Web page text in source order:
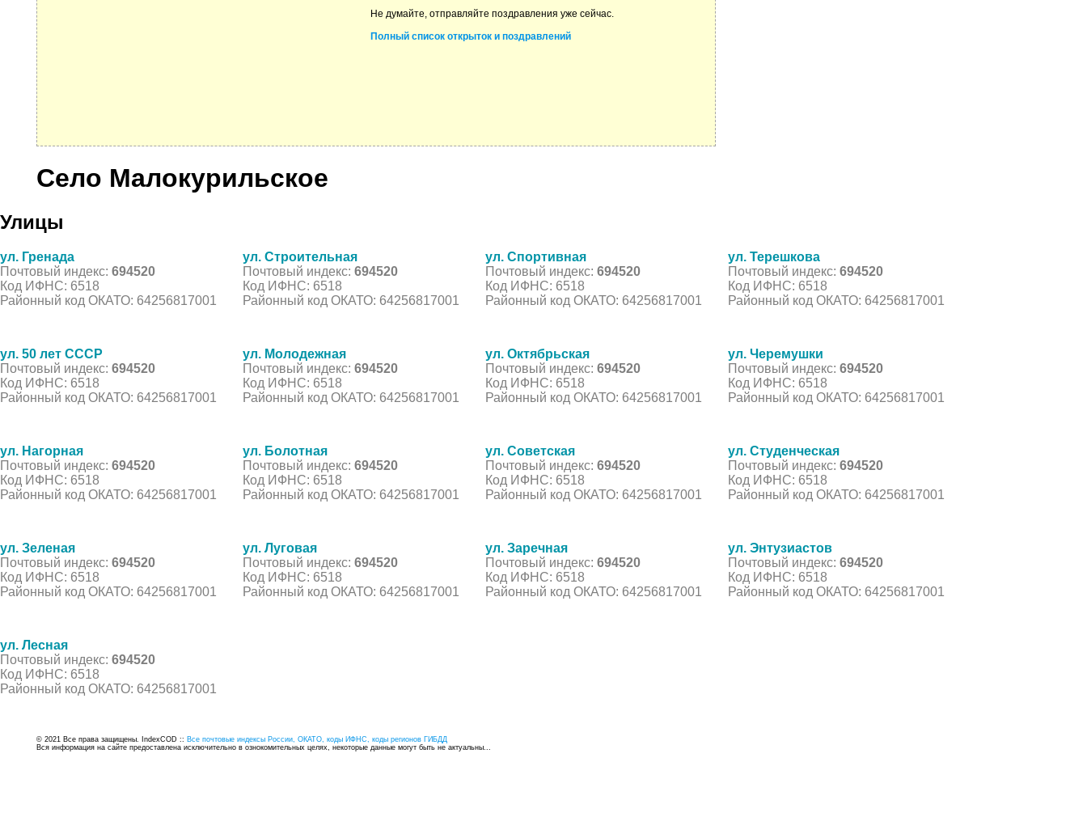
Не думайте, отправляйте поздравления уже сейчас.
Полный список открыток и поздравлений
Село Малокурильское
Улицы
ул. Гренада
Почтовый индекс: 694520
Код ИФНС: 6518
Районный код ОКАТО: 64256817001
ул. Строительная
Почтовый индекс: 694520
Код ИФНС: 6518
Районный код ОКАТО: 64256817001
ул. Спортивная
Почтовый индекс: 694520
Код ИФНС: 6518
Районный код ОКАТО: 64256817001
ул. Терешкова
Почтовый индекс: 694520
Код ИФНС: 6518
Районный код ОКАТО: 64256817001
ул. 50 лет СССР
Почтовый индекс: 694520
Код ИФНС: 6518
Районный код ОКАТО: 64256817001
ул. Молодежная
Почтовый индекс: 694520
Код ИФНС: 6518
Районный код ОКАТО: 64256817001
ул. Октябрьская
Почтовый индекс: 694520
Код ИФНС: 6518
Районный код ОКАТО: 64256817001
ул. Черемушки
Почтовый индекс: 694520
Код ИФНС: 6518
Районный код ОКАТО: 64256817001
ул. Нагорная
Почтовый индекс: 694520
Код ИФНС: 6518
Районный код ОКАТО: 64256817001
ул. Болотная
Почтовый индекс: 694520
Код ИФНС: 6518
Районный код ОКАТО: 64256817001
ул. Советская
Почтовый индекс: 694520
Код ИФНС: 6518
Районный код ОКАТО: 64256817001
ул. Студенческая
Почтовый индекс: 694520
Код ИФНС: 6518
Районный код ОКАТО: 64256817001
ул. Зеленая
Почтовый индекс: 694520
Код ИФНС: 6518
Районный код ОКАТО: 64256817001
ул. Луговая
Почтовый индекс: 694520
Код ИФНС: 6518
Районный код ОКАТО: 64256817001
ул. Заречная
Почтовый индекс: 694520
Код ИФНС: 6518
Районный код ОКАТО: 64256817001
ул. Энтузиастов
Почтовый индекс: 694520
Код ИФНС: 6518
Районный код ОКАТО: 64256817001
ул. Лесная
Почтовый индекс: 694520
Код ИФНС: 6518
Районный код ОКАТО: 64256817001
© 2021 Все права защищены. IndexCOD :: Все почтовые индексы России, ОКАТО, коды ИФНС, коды регионов ГИБДД
Вся информация на сайте предоставлена исключительно в ознокомительных целях, некоторые данные могут быть не актуальны...